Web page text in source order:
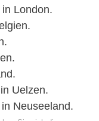
London.
Uelzen.
Neuseeland.